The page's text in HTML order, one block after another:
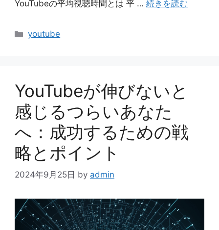
YouTubeの平均視聴時間とは 平 … 続きを読む
カ
youtube
YouTubeが伸びないと
感じるつらいあなた
へ：成功するための戦
略とポイント
2024年9月25日 by admin